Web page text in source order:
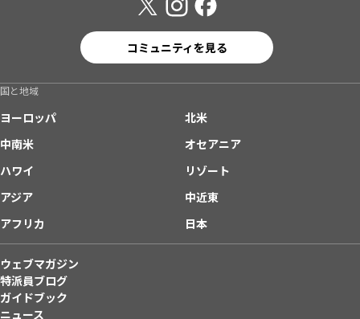
コミュニティを見る
国と地域
ヨーロッパ
北米
中南米
オセアニア
ハワイ
リゾート
アジア
中近東
アフリカ
日本
ウェブマガジン
特派員ブログ
ガイドブック
ニュース